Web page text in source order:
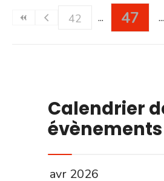
42
47
Calendrier
évènements